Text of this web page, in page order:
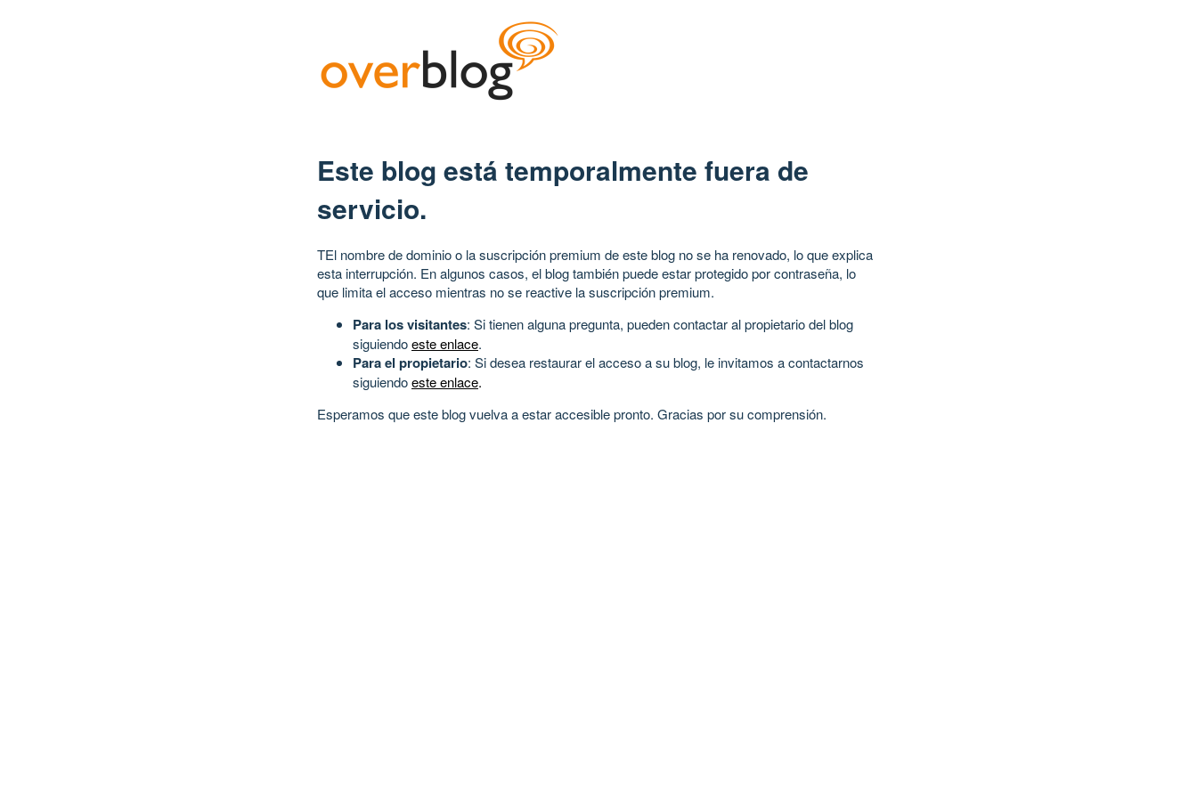
Este blog está temporalmente fuera de
servicio.
TEl nombre de dominio o la suscripción premium de este blog no se ha renovado, lo que explica
esta interrupción. En algunos casos, el blog también puede estar protegido por contraseña, lo
que limita el acceso mientras no se reactive la suscripción premium.
Para los visitantes: Si tienen alguna pregunta, pueden contactar al propietario del blog
siguiendoeste enlace.
Para el propietario: Si desea restaurar el acceso a su blog, le invitamos a contactarnos
siguiendoeste enlace.
Esperamos que este blog vuelva a estar accesible pronto. Gracias por su comprensión.